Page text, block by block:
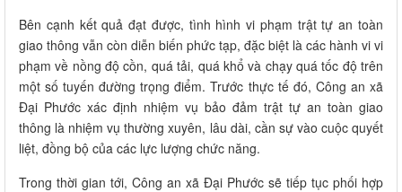
Bên cạnh kết quả đạt được, tình hình vi phạm trật tự an toàn
giao thông vẫn còn diễn biến phức tạp, đặc biệt là các hành vi vi
phạm về nồng độ cồn, quá tải, quá khổ và chạy quá tốc độ trên
một số tuyến đường trọng điểm. Trước thực tế đó, Công an xã
Đại Phước xác định nhiệm vụ bảo đảm trật tự an toàn giao
thông là nhiệm vụ thường xuyên, lâu dài, cần sự vào cuộc quyết
liệt, đồng bộ của các lực lượng chức năng.
Trong thời gian tới, Công an xã Đại Phước sẽ tiếp tục phối hợp